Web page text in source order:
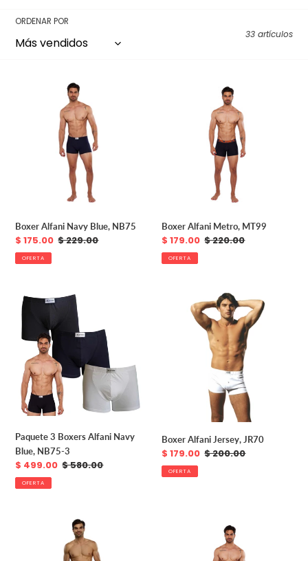
n
ORDENAR POR
33 artículos
Boxer Alfani Navy Blue, NB75
Precio
de
venta
$ 175.00 Precio
$ 229.00
OFERTA
Boxer Alfani Metro, MT99
Precio
de
venta
$ 179.00 Precio
$ 220.00
OFERTA
Paquete
Boxers
Alfani
Navy
Blue,
NB75-
Paquete 3 Boxers Alfani Navy
Blue, NB75-3
Precio
de
venta
$ 499.00 Precio
$ 580.00
OFERTA
Boxer Alfani Jersey, JR70
Precio
de
venta
$ 179.00 Precio
$ 200.00
OFERTA